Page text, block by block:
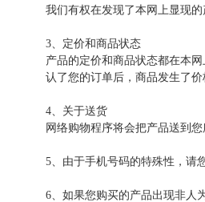
我们有权在发现了本网上显现
3、定价和商品状态
产品的定价和商品状态都在本
认了您的订单后，商品发生了
4、关于送货
网络购物程序将会把产品送到
5、由于手机号码的特殊性，请
6、如果您购买的产品出现非人